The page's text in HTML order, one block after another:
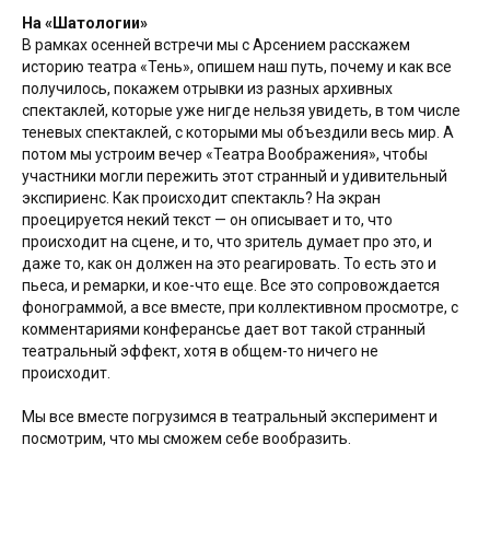
На «Шатологии»
В рамках осенней встречи мы с Арсением расскажем
историю театра «Тень», опишем наш путь, почему и как все
получилось, покажем отрывки из разных архивных
спектаклей, которые уже нигде нельзя увидеть, в том числе
теневых спектаклей, с которыми мы объездили весь мир. А
потом мы устроим вечер «Театра Воображения», чтобы
участники могли пережить этот странный и удивительный
экспириенс. Как происходит спектакль? На экран
проецируется некий текст — он описывает и то, что
происходит на сцене, и то, что зритель думает про это, и
даже то, как он должен на это реагировать. То есть это и
пьеса, и ремарки, и кое-что еще. Все это сопровождается
фонограммой, а все вместе, при коллективном просмотре, с
комментариями конферансье дает вот такой странный
театральный эффект, хотя в общем-то ничего не
происходит.
Мы все вместе погрузимся в театральный эксперимент и
посмотрим, что мы сможем себе вообразить.